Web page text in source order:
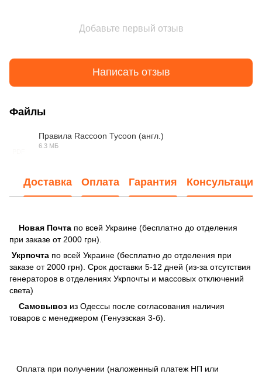
Добавьте первый отзыв
Написать отзыв
Файлы
Правила Raccoon Tycoon (англ.)
6.3 МБ
Доставка Оплата Гарантия Консультация
Новая Почта по всей Украине (бесплатно до отделения
при заказе от 2000 грн).
Укрпочта по всей Украине (бесплатно до отделения при
заказе от 2000 грн). Срок доставки 5-12 дней (из-за отсутствия
генераторов в отделениях Укрпочты и массовых отключений
света)
Самовывоз из Одессы после согласования наличия
товаров с менеджером (Генуэзская 3-б).
Оплата при получении (наложенный платеж НП или